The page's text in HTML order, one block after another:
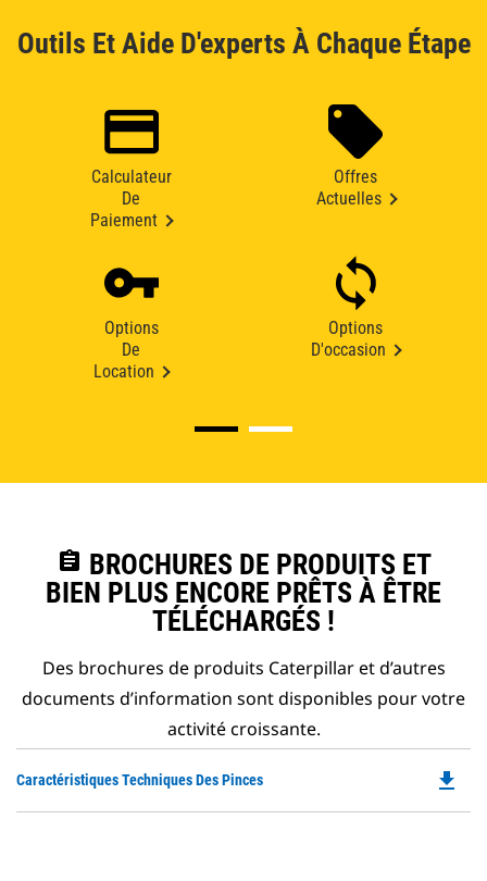
Outils Et Aide D'experts À Chaque Étape
Calculateur
De
Paiement
Offres
Actuelles
Options
De
Location
Options
D'occasion
assignment BROCHURES DE PRODUITS ET
BIEN PLUS ENCORE PRÊTS À ÊTRE
TÉLÉCHARGÉS !
Des brochures de produits Caterpillar et d’autres
documents d’information sont disponibles pour votre
activité croissante.
Caractéristiques Techniques Des Pinces file_download